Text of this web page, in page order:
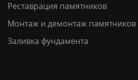
Реставрация памятников
Монтаж и демонтаж памятников
Заливка фундамента